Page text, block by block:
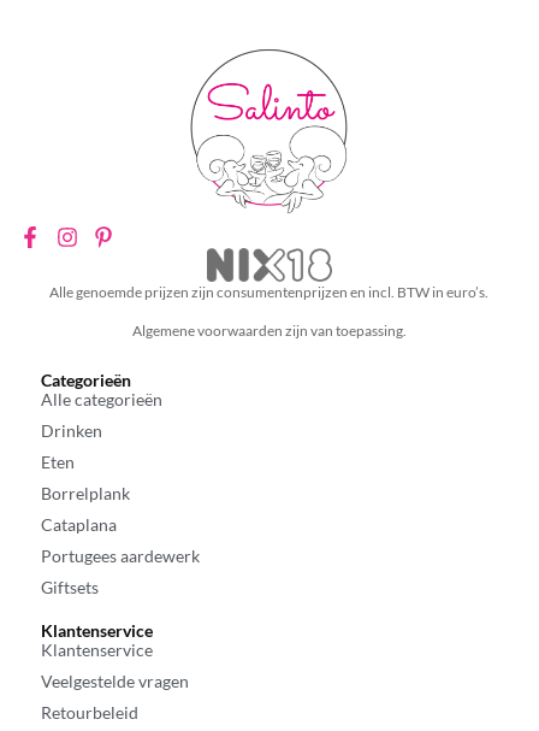
Alle genoemde prijzen zijn consumentenprijzen en incl. BTW in euro’s.
Algemene voorwaarden zijn van toepassing.
Categorieën
Alle categorieën
Drinken
Eten
Borrelplank
Cataplana
Portugees aardewerk
Giftsets
Klantenservice
Klantenservice
Veelgestelde vragen
Retourbeleid